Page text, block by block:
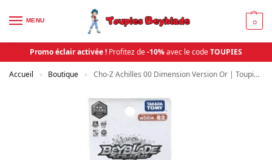
MENU 0
Promo éclair activée ! Profitez de-10%avec le codeTOUPIES
Accueil » Boutique » Cho-Z Achilles 00 Dimension Version Or | Toupies Beyblade